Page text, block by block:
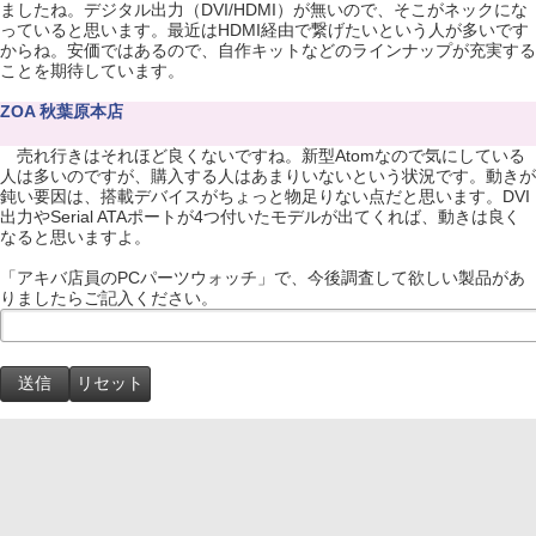
ましたね。デジタル出力（DVI/HDMI）が無いので、そこがネックにな
っていると思います。最近はHDMI経由で繋げたいという人が多いです
からね。安価ではあるので、自作キットなどのラインナップが充実する
ことを期待しています。
ZOA 秋葉原本店
売れ行きはそれほど良くないですね。新型Atomなので気にしている
人は多いのですが、購入する人はあまりいないという状況です。動きが
鈍い要因は、搭載デバイスがちょっと物足りない点だと思います。DVI
出力やSerial ATAポートが4つ付いたモデルが出てくれば、動きは良く
なると思いますよ。
「アキバ店員のPCパーツウォッチ」で、今後調査して欲しい製品があ
りましたらご記入ください。